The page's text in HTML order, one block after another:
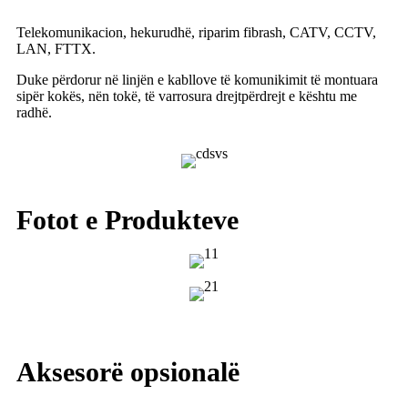
Telekomunikacion, hekurudhë, riparim fibrash, CATV, CCTV,
LAN, FTTX.
Duke përdorur në linjën e kabllove të komunikimit të montuara
sipër kokës, nën tokë, të varrosura drejtpërdrejt e kështu me
radhë.
Fotot e Produkteve
Aksesorë opsionalë